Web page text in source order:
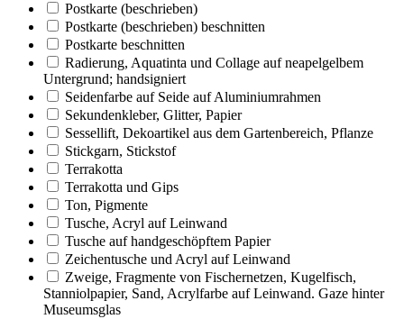
Postkarte (beschrieben)
Postkarte (beschrieben) beschnitten
Postkarte beschnitten
Radierung, Aquatinta und Collage auf neapelgelbem
Untergrund; handsigniert
Seidenfarbe auf Seide auf Aluminiumrahmen
Sekundenkleber, Glitter, Papier
Sessellift, Dekoartikel aus dem Gartenbereich, Pflanze
Stickgarn, Stickstof
Terrakotta
Terrakotta und Gips
Ton, Pigmente
Tusche, Acryl auf Leinwand
Tusche auf handgeschöpftem Papier
Zeichentusche und Acryl auf Leinwand
Zweige, Fragmente von Fischernetzen, Kugelfisch,
Stanniolpapier, Sand, Acrylfarbe auf Leinwand. Gaze hinter
Museumsglas